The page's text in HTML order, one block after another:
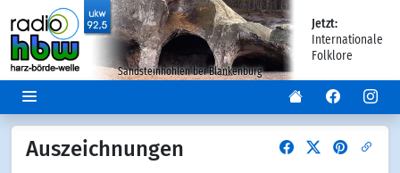
Sandsteinhöhlen bei Blankenburg
Jetzt:
Internationale
Folklore
Auszeichnungen